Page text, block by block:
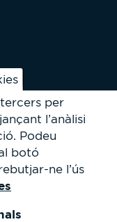
per
l’anàlisi
Podeu
botó
ne l’ús